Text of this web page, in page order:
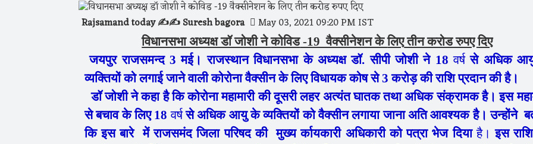
Rajsamand today ✍️✍️ Suresh bagora May 03, 2021 09:20 PM IST
विधानसभा अध्यक्ष डॉ जोशी नेकोविड-19 वैक्सीनेशन केलिएतीन करोड रुपएदिए
जयपुर राजसमन्द 3 मई। राजस्थान विधानसभा के अध्यक्ष डॉ. सीपी जोशी ने 18वर्षसे अधिक
व्यक्तियों को लगाई जाने वाली कोरोना वैक्सीन के लिए विधायक कोष से 3 करोड़ की राशि प्रदान की है।
डॉ जोशी ने कहा है कि कोरोना महामारी की दूसरी लहर अत्यंत घातक तथा अधिक संक्रामक है। इस
से बचाव के लिए 18वर्षसे अधिक आयु के व्यक्तियों को वैक्सीन लगाया जाना अति आवश्यक है। उन्होंने
कि इस बारे में राजसमंद जिला परिषद की मुख्य र्कायकारी अधिकारी को पत्रा भेज दियाहै। इस